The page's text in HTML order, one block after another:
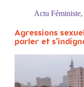
Actu Féministe,
Agressions
parler et